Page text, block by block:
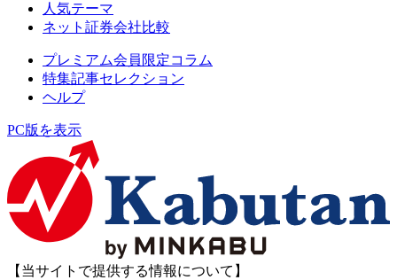
人気テーマ
ネット証券会社比較
プレミアム会員限定コラム
特集記事セレクション
ヘルプ
PC版を表示
【当サイトで提供する情報について】